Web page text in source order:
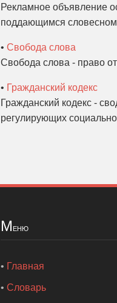
Рекламное объявление
поддающимся
• Свобода слова
Свобода слова - право
• Гражданский кодекс
Гражданский кодекс -
регулирующих
Меню
• Главная
• Словарь